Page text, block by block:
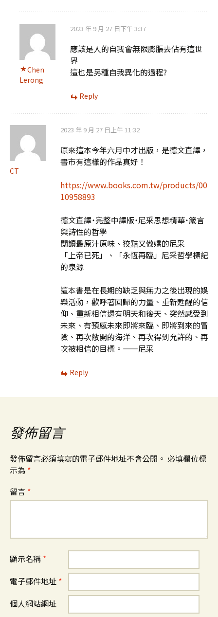
Chen
Lerong
2023 年 9 月 27 日下午 3:37
應該是人的自我會無限膨脹去佔有這世
界
這也是另種自我異化的過程?
Reply
CT
2023 年 9 月 27 日上午 11:32
原來這本今年六月中才出版，是德文直譯，
書市有這樣的作品真好！
https://www.books.com.tw/products/00
10958893
德文直譯˙完整中譯版˙尼采思想精華˙箴言
與詩性的哲學
閱讀最原汁原味、狡黠又傲嬌的尼采
「上帝已死」、「永恆再臨」尼采哲學標記
的泉源
這本書是在長期的缺乏與無力之後出現的娛
樂活動，歡呼著回歸的力量、重新甦醒的信
仰、重新相信還有明天和後天、突然感受到
未來、有預感未來即將來臨、即將到來的冒
險、再次敞開的海洋、再次得到允許的、再
次被相信的目標。——尼采
Reply
發佈留言
發佈留言必須填寫的電子郵件地址不會公開。 必填欄位標
示為 *
留言 *
顯示名稱 *
電子郵件地址 *
個人網站網址